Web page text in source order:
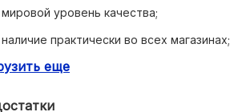
мировой уровень качества;
наличие практически во всех магазинах;
есть модели на любой кошелек.
еще